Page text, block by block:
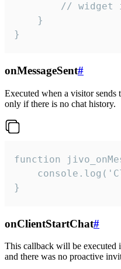
// widget
    }
}
onMessageSent#
Executed when a visitor sends
only if there is no chat history.
function
}
onClientStartChat#
This callback will be executed
and there was no proactive